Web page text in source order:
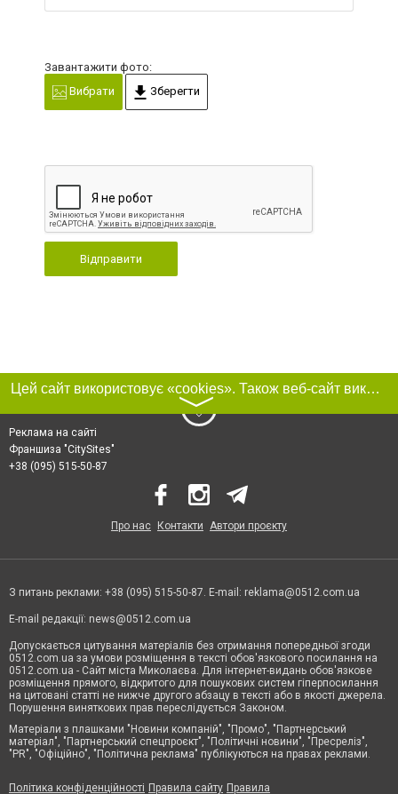
Завантажити фото:
Вибрати
Зберегти
Відправити
Цей сайт використовує «cookies». Також веб-сайт використовує інтернет-сервіс для збору технічних даних стосовно відвідувачів з метою отримання маркетингової та статистичної інформації. Умови обробки даних відвідувачів сайту див.
〉
Реклама на сайті
Франшиза "CitySites"
+38 (095) 515-50-87
Про нас Контакти Автори проєкту
З питань реклами: +38 (095) 515-50-87. E-mail: reklama@0512.com.ua
E-mail редакції: news@0512.com.ua
Допускається цитування матеріалів без отримання попередньої згоди
0512.com.ua за умови розміщення в тексті обов'язкового посилання на
0512.com.ua - Сайт міста Миколаєва. Для інтернет-видань обов'язкове
розміщення прямого, відкритого для пошукових систем гіперпосилання
на цитовані статті не нижче другого абзацу в тексті або в якості джерела.
Порушення виняткових прав переслідується Законом.
Матеріали з плашками "Новини компаній", "Промо", "Партнерський
матеріал", "Партнерський спецпроєкт", "Політичні новини", "Пресреліз",
"PR", "Офіційно", "Політична реклама" публікуються на правах реклами.
Політика конфіденційності Правила сайту Правила